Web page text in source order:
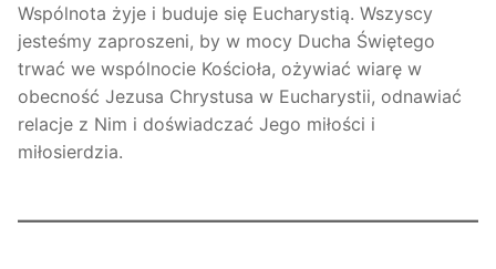
Wspólnota żyje i buduje się Eucharystią. Wszyscy
jesteśmy zaproszeni, by w mocy Ducha Świętego
trwać we wspólnocie Kościoła, ożywiać wiarę w
obecność Jezusa Chrystusa w Eucharystii, odnawiać
relacje z Nim i doświadczać Jego miłości i
miłosierdzia.